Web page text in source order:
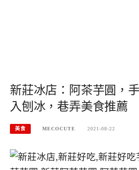
新莊冰店：阿茶芋圓，
入刨冰，巷弄美食推薦
美食 MECOCUTE 2021-08-22